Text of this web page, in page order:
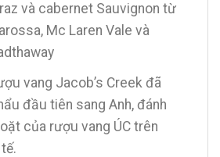
và cabernet Sauvignon từ
Mc Laren Vale và
vang Jacob’s Creek đã
đầu tiên sang Anh, đánh
của rượu vang ÚC trên